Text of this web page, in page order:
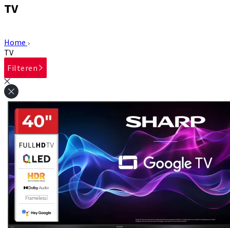
TV
Home
TV
Filteren